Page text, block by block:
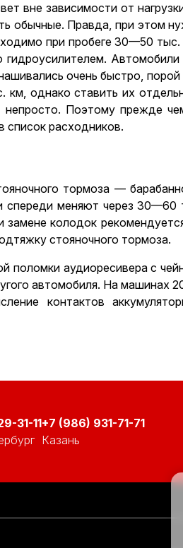
вне зависимости от
обычные. Правда, при этом
при пробеге 30—50
очень быстро,
однако ставить их
Поэтому прежде
список расходников.
тормоза —
меняют через 30—60
колодок
стояночного тормоза.
поломки аудиоресивера с
автомобиля. На машинах
контактов
31-11+7 (986) 931-71-71
Казань